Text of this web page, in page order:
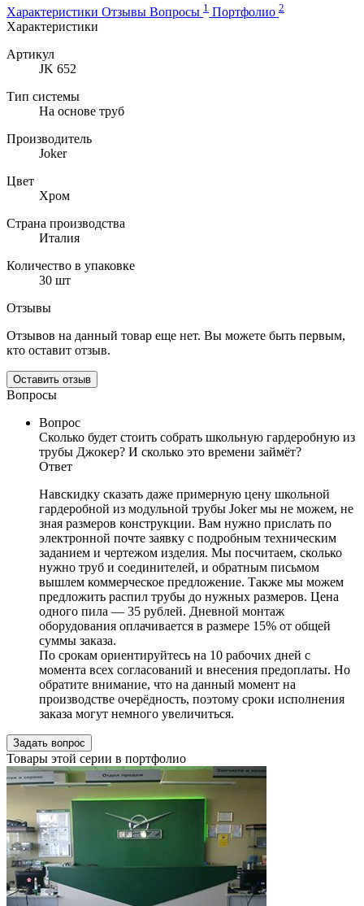
Характеристики Отзывы Вопросы 1 Портфолио 2
Характеристики
Артикул
JK 652
Тип системы
На основе труб
Производитель
Joker
Цвет
Хром
Страна производства
Италия
Количество в упаковке
30 шт
Отзывы
Отзывов на данный товар еще нет. Вы можете быть первым,
кто оставит отзыв.
Оставить отзыв
Вопросы
Вопрос
Сколько будет стоить собрать школьную гардеробную из
трубы Джокер? И сколько это времени займёт?
Ответ
Навскидку сказать даже примерную цену школьной
гардеробной из модульной трубы Joker мы не можем, не
зная размеров конструкции. Вам нужно прислать по
электронной почте заявку с подробным техническим
заданием и чертежом изделия. Мы посчитаем, сколько
нужно труб и соединителей, и обратным письмом
вышлем коммерческое предложение. Также мы можем
предложить распил трубы до нужных размеров. Цена
одного пила — 35 рублей. Дневной монтаж
оборудования оплачивается в размере 15% от общей
суммы заказа.
По срокам ориентируйтесь на 10 рабочих дней с
момента всех согласований и внесения предоплаты. Но
обратите внимание, что на данный момент на
производстве очерёдность, поэтому сроки исполнения
заказа могут немного увеличиться.
Задать вопрос
Товары этой серии в портфолио